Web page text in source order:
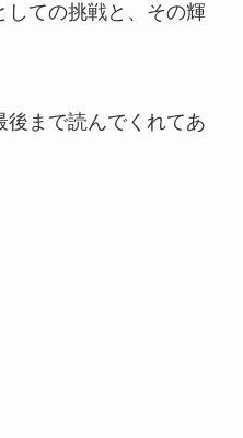
しての挑戦と、その輝
後まで読んでくれてあ